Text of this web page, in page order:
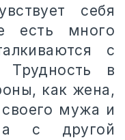
себя
есть много
с
Трудность в
как жена,
мужа и
а с другой